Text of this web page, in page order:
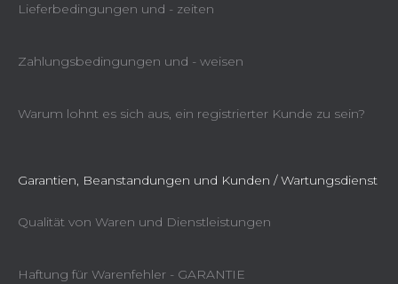
Lieferbedingungen und - zeiten
Zahlungsbedingungen und - weisen
Warum lohnt es sich aus, ein registrierter Kunde zu sein?
Garantien, Beanstandungen und Kunden / Wartungsdienst
Qualität von Waren und Dienstleistungen
Haftung für Warenfehler - GARANTIE